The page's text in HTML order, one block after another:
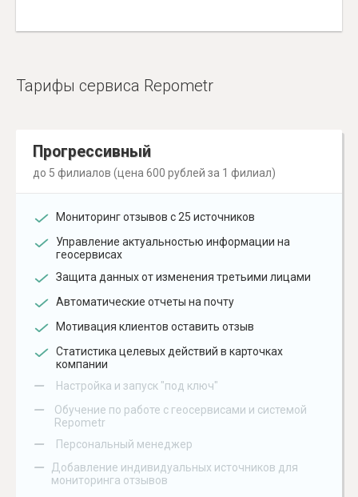
Тарифы сервиса Repometr
Прогрессивный
до 5 филиалов (цена 600 рублей за 1 филиал)
Мониторинг отзывов с 25 источников
Управление актуальностью информации на
геосервисах
Защита данных от изменения третьими лицами
Автоматические отчеты на почту
Мотивация клиентов оставить отзыв
Статистика целевых действий в карточках
компании
– Настройка и запуск "под ключ"
–
Обучение по работе с геосервисами и системой
Repometr
– Персональный менеджер
–
Добавление индивидуальных источников для
мониторинга отзывов